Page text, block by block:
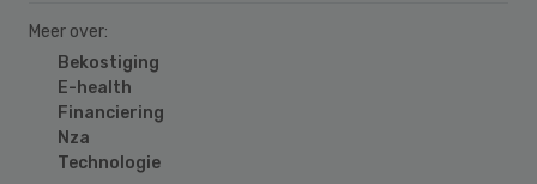
Meer over:
Bekostiging
E-health
Financiering
Nza
Technologie